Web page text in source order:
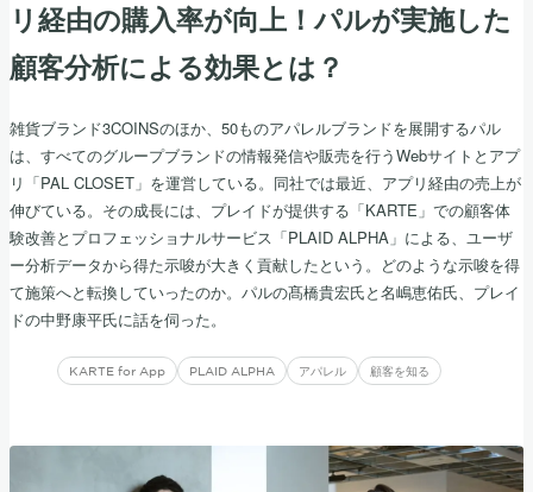
リ経由の購入率が向上！パルが実施した
顧客分析による効果とは？
雑貨ブランド3COINSのほか、50ものアパレルブランドを展開するパル
は、すべてのグループブランドの情報発信や販売を行うWebサイトとアプ
リ「PAL CLOSET」を運営している。同社では最近、アプリ経由の売上が
伸びている。その成長には、プレイドが提供する「KARTE」での顧客体
験改善とプロフェッショナルサービス「PLAID ALPHA」による、ユーザ
ー分析データから得た示唆が大きく貢献したという。どのような示唆を得
て施策へと転換していったのか。パルの髙橋貴宏氏と名嶋恵佑氏、プレイ
ドの中野康平氏に話を伺った。
KARTE for App PLAID ALPHA アパレル 顧客を知る